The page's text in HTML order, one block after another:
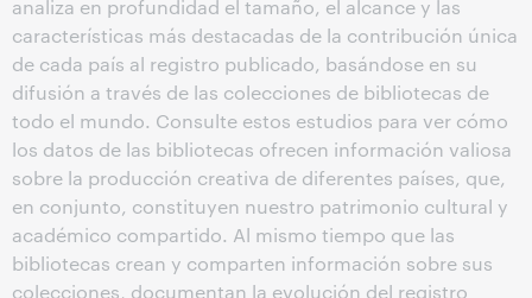
analiza en profundidad el tamaño, el alcance y las
características más destacadas de la contribución única
de cada país al registro publicado, basándose en su
difusión a través de las colecciones de bibliotecas de
todo el mundo. Consulte estos estudios para ver cómo
los datos de las bibliotecas ofrecen información valiosa
sobre la producción creativa de diferentes países, que,
en conjunto, constituyen nuestro patrimonio cultural y
académico compartido. Al mismo tiempo que las
bibliotecas crean y comparten información sobre sus
colecciones, documentan la evolución del registro